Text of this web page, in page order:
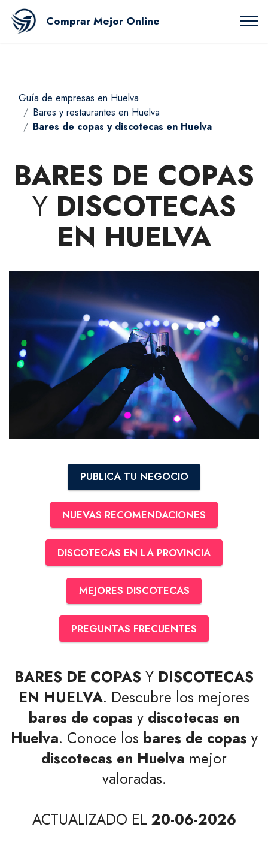
Comprar Mejor Online
Guía de empresas en Huelva
Bares y restaurantes en Huelva
Bares de copas y discotecas en Huelva
BARES DE COPAS
Y DISCOTECAS
EN HUELVA
PUBLICA TU NEGOCIO
NUEVAS RECOMENDACIONES
DISCOTECAS EN LA PROVINCIA
MEJORES DISCOTECAS
PREGUNTAS FRECUENTES
BARES DE COPAS Y DISCOTECAS
EN HUELVA. Descubre los mejores
bares de copas y discotecas en
Huelva. Conoce los bares de copas y
discotecas en Huelva mejor
valoradas.
ACTUALIZADO EL 20-06-2026